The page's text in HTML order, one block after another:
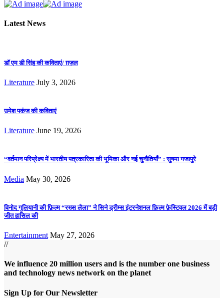
Latest News
डॉ एम डी सिंह की कविताएं/ ग़ज़ल
Literature July 3, 2026
उमेश पकंज की कविताएं
Literature June 19, 2026
“वर्तमान परिप्रेक्ष्य में भारतीय पत्रकारिता की भूमिका और नई चुनौतियाँ” : सुषमा गजापुरे
Media May 30, 2026
विनोद गुलियानी की फ़िल्म “रख्स लैला” ने सिने ड्रीम्स इंटरनेशनल फ़िल्म फ़ेस्टिवल 2026 में बड़ी
जीत हासिल की
Entertainment May 27, 2026
//
We influence 20 million users and is the number one business
and technology news network on the planet
Sign Up for Our Newsletter